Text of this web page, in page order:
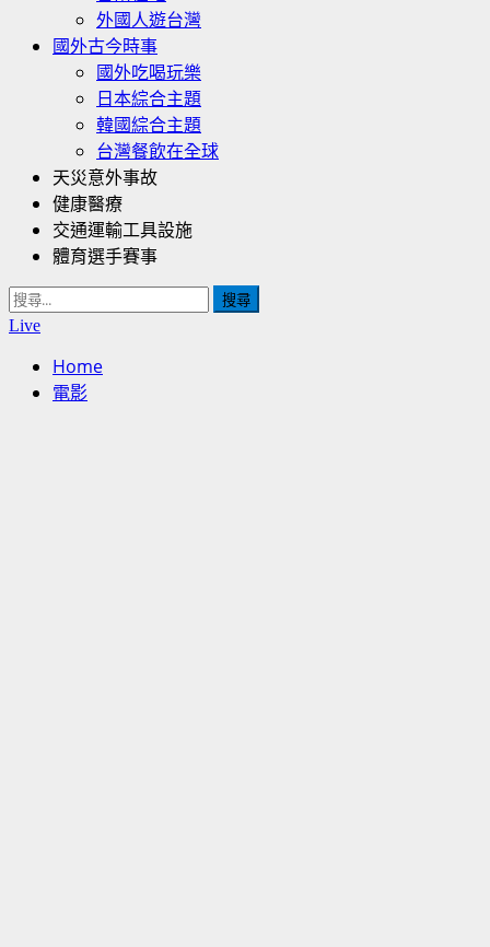
外國人遊台灣
國外古今時事
國外吃喝玩樂
日本綜合主題
韓國綜合主題
台灣餐飲在全球
天災意外事故
健康醫療
交通運輸工具設施
體育選手賽事
搜
尋
Live
Home
電影